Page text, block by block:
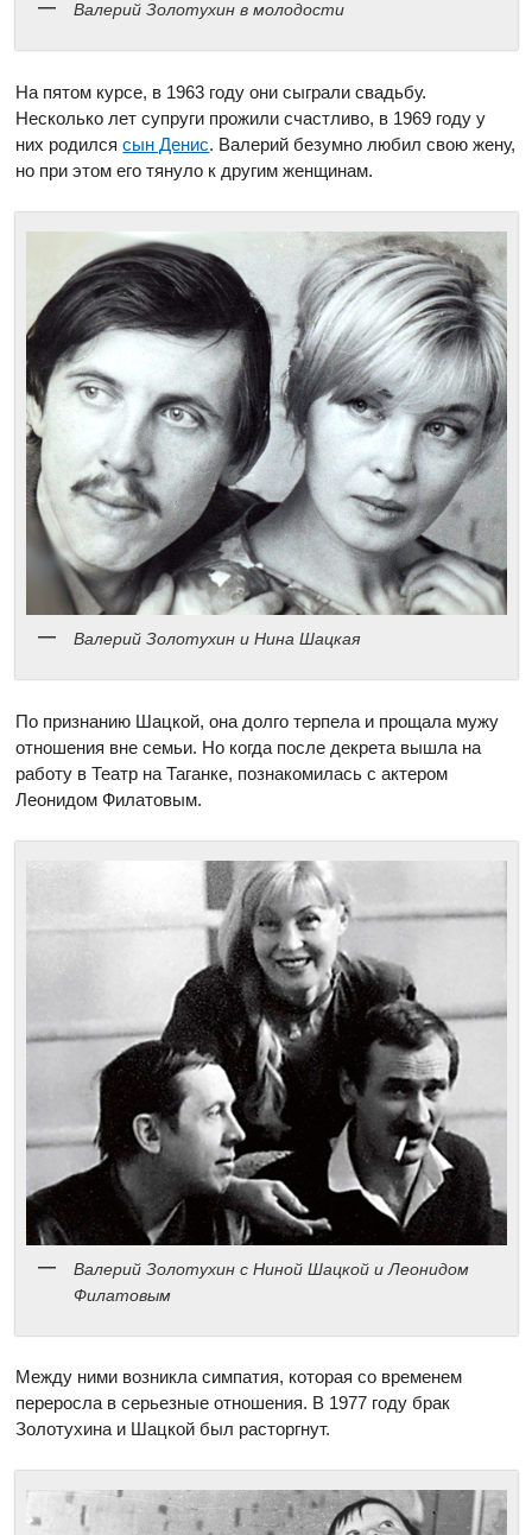
Валерий Золотухин в молодости
На пятом курсе, в 1963 году они сыграли свадьбу.
Несколько лет супруги прожили счастливо, в 1969 году у
них родилсясын Денис. Валерий безумно любил свою жену,
но при этом его тянуло к другим женщинам.
Валерий Золотухин и Нина Шацкая
По признанию Шацкой, она долго терпела и прощала мужу
отношения вне семьи. Но когда после декрета вышла на
работу в Театр на Таганке, познакомилась с актером
Леонидом Филатовым.
Валерий Золотухин c Ниной Шацкой и Леонидом
Филатовым
Между ними возникла симпатия, которая со временем
переросла в серьезные отношения. В 1977 году брак
Золотухина и Шацкой был расторгнут.